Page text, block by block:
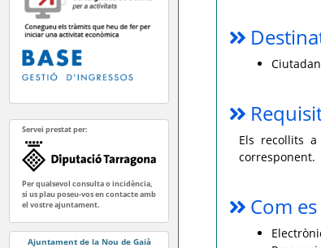
Servei prestat per:
Per qualsevol consulta o incidència,
si us plau poseu-vos en contacte amb
el vostre ajuntament.
Ajuntament de la Nou de Gaià
Els recollits
corresponent.
Com